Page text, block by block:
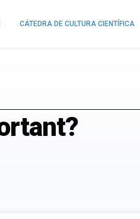
CÁTEDRA DE CULTURA CIENTÍFICA